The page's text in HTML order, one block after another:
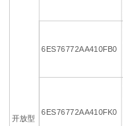
开放型
6ES76772AA410FB0
6ES76772AA410FK0